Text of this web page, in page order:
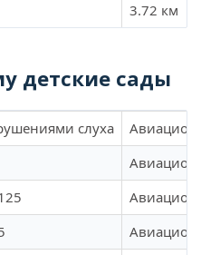
3.72 км
детские сады
слуха